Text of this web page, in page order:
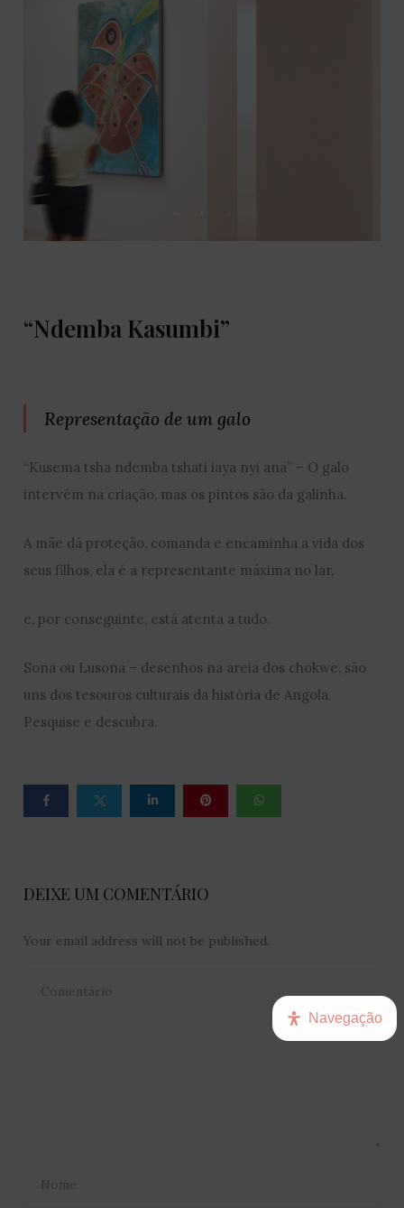
“Ndemba Kasumbi”
Representação de um galo
“Kusema tsha ndemba tshati iaya nyi ana” – O galo
intervém na criação, mas os pintos são da galinha.
A mãe dá proteção, comanda e encaminha a vida dos
seus filhos, ela é a representante máxima no lar,
e, por conseguinte, está atenta a tudo.
Sona ou Lusona – desenhos na areia dos chokwe, são
uns dos tesouros culturais da história de Angola.
Pesquise e descubra.
DEIXE UM COMENTÁRIO
Your email address will not be published.
Navegação